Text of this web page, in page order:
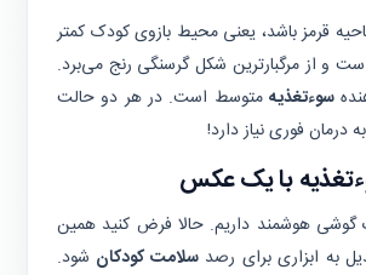
قرمز باشد، یعنی محیط بازوی کودک کمتر
است و از مرگبارترین شکل گرسنگی رنج می‌برد.
سوءتغذیه متوسط است. در هر دو حالت
درمان فوری نیاز دارد!
با یک عکس
گوشی هوشمند داریم. حالا فرض کنید همین
به ابزاری برای رصدسلامت کودکان شود.